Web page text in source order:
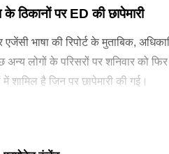
के ठिकानों पर ED की छापेमारी
एजेंसी भाषा की रिपोर्ट के मुताबिक,
लोगों के परिसरों पर शनिवार को
में शामिल है जिन पर छापेमारी की गई।
में ये एजेंसियां विपक्षी नेताओं को
के इन आरोपों पर भाजपा और
साल में मोदी जी ने पंजाब के साथ बहुत
ने भी बेईमानी से देश के कई हिस्सों पर